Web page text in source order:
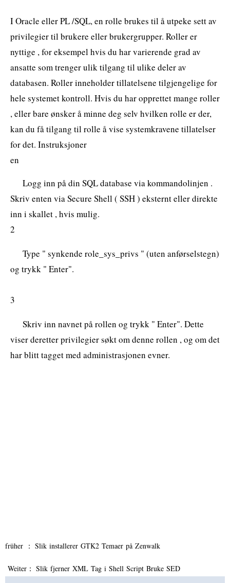
I Oracle eller PL /SQL, en rolle brukes til å utpeke sett av
privilegier til brukere eller brukergrupper. Roller er
nyttige , for eksempel hvis du har varierende grad av
ansatte som trenger ulik tilgang til ulike deler av
databasen. Roller inneholder tillatelsene tilgjengelige for
hele systemet kontroll. Hvis du har opprettet mange roller
, eller bare ønsker å minne deg selv hvilken rolle er der,
kan du få tilgang til rolle å vise systemkravene tillatelser
for det. Instruksjoner
en
Logg inn på din SQL database via kommandolinjen .
Skriv enten via Secure Shell ( SSH ) eksternt eller direkte
inn i skallet , hvis mulig.
2
Type " synkende role_sys_privs " (uten anførselstegn)
og trykk " Enter".
3
Skriv inn navnet på rollen og trykk " Enter". Dette
viser deretter privilegier søkt om denne rollen , og om det
har blitt tagget med administrasjonen evner.
früher ： Slik installerer GTK2 Temaer på Zenwalk
Weiter： Slik fjerner XML Tag i Shell Script Bruke SED